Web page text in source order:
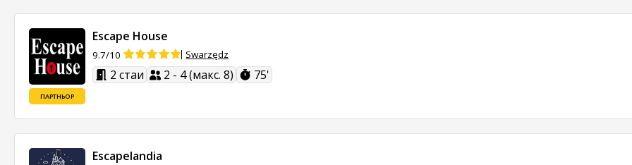
ПАРТНЬОР
Escape House
9.7/10 Swarzędz
2 стаи 2 - 4 (макс. 8) 75'
Escapelandia